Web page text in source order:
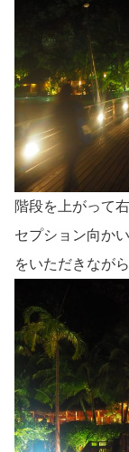
階段を上がって
セプション向か
をいただきなが